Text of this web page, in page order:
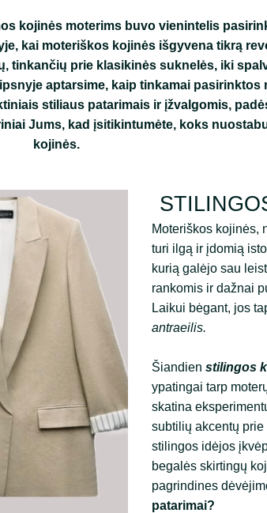
kojinės moterims buvo vienintelis
kai moteriškos kojinės išgyvena tikrą
tinkančių prie klasikinės suknelės, iki
aptarsime, kaip tinkamai
stiliaus patarimais ir įžvalgomis,
Jums, kad įsitikintumėte, koks
kojinės.
Moteriškos kojinės,
turi ilgą ir įdomią
kurią galėjo sau
rankomis ir dažnai
Laikui bėgant, jos
antraeilis.
Šiandien stilingos
ypatingai tarp
skatina
subtilių akcentų
stilingos idėjos
begalės skirtingų
pagrindines
patarimai?